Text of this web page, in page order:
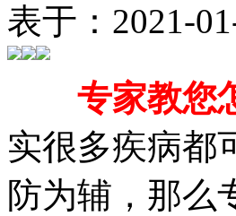
表于：2021-
专家教您
实很多疾病都
防为辅，那么